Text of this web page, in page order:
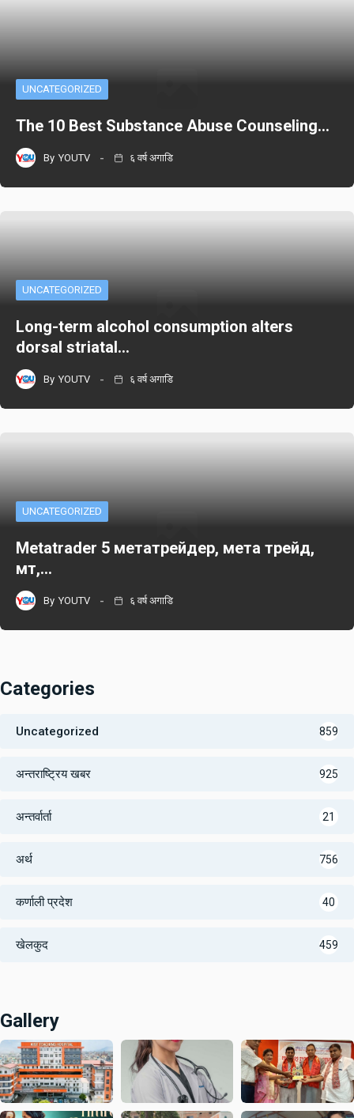
UNCATEGORIZED
The 10 Best Substance Abuse Counseling…
By YOUTV ६ वर्ष अगाडि
UNCATEGORIZED
Long-term alcohol consumption alters
dorsal striatal…
By YOUTV ६ वर्ष अगाडि
UNCATEGORIZED
Metatrader 5 метатрейдер, мета трейд,
мт,…
By YOUTV ६ वर्ष अगाडि
Categories
Uncategorized 859
अन्तराष्ट्रिय खबर 925
अन्तर्वार्ता 21
अर्थ 756
कर्णाली प्रदेश 40
खेलकुद 459
Gallery